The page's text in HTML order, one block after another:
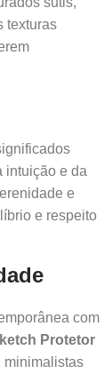
texturas
intuição e da
e
e respeito
com
Protetor
minimalistas